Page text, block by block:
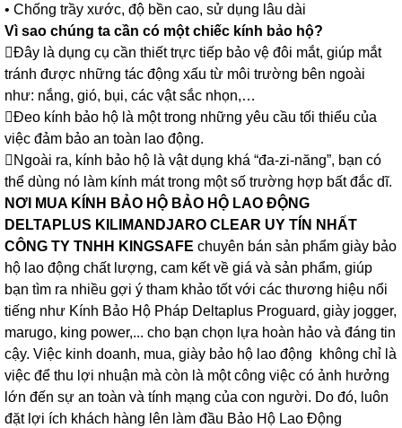
• Chống trầy xước, độ bền cao, sử dụng lâu dài
Vì sao chúng ta cần có một chiếc kính bảo hộ?
Đây là dụng cụ cần thiết trực tiếp bảo vệ đôi mắt, giúp mắt
tránh được những tác động xấu từ môi trường bên ngoài
như: nắng, gió, bụi, các vật sắc nhọn,…
Đeo kính bảo hộ là một trong những yêu cầu tối thiểu của
việc đảm bảo an toàn lao động.
Ngoài ra, kính bảo hộ là vật dụng khá “đa-zi-năng”, bạn có
thể dùng nó làm kính mát trong một số trường hợp bất đắc dĩ.
NƠI MUA KÍNH BẢO HỘ BẢO HỘ LAO ĐỘNG
DELTAPLUS KILIMANDJARO CLEAR UY TÍN NHẤT
CÔNG TY TNHH KINGSAFE chuyên bán sản phẩm giày bảo
hộ lao động chất lượng, cam kết về giá và sản phẩm, giúp
bạn tìm ra nhiều gợi ý tham khảo tốt với các thương hiệu nổi
tiếng như Kính Bảo Hộ Pháp Deltaplus Proguard, giày jogger,
marugo, king power,... cho bạn chọn lựa hoàn hảo và đáng tin
cậy. Việc kinh doanh, mua, giày bảo hộ lao động không chỉ là
việc để thu lợi nhuận mà còn là một công việc có ảnh hưởng
lớn đến sự an toàn và tính mạng của con người. Do đó, luôn
đặt lợi ích khách hàng lên làm đầu Bảo Hộ Lao Động